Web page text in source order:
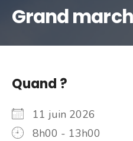
Grand
Quand ?
11 juin 2026
8h00 - 13h00